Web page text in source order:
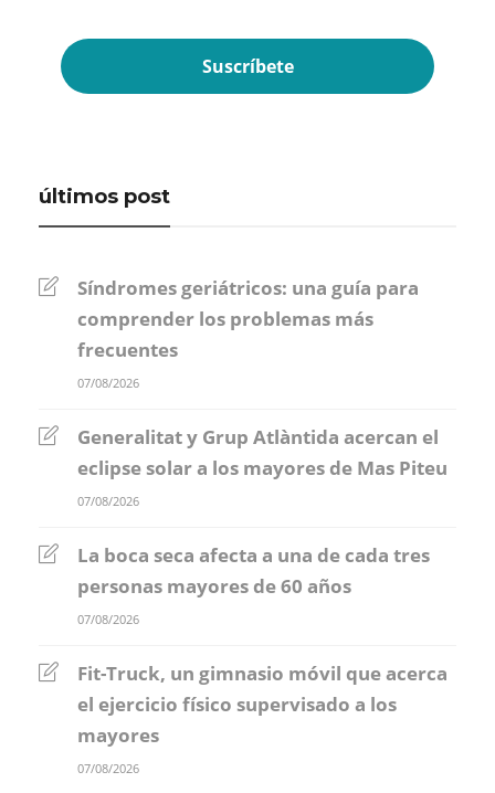
últimos post
Síndromes geriátricos: una guía para
comprender los problemas más
frecuentes
07/08/2026
Generalitat y Grup Atlàntida acercan el
eclipse solar a los mayores de Mas Piteu
07/08/2026
La boca seca afecta a una de cada tres
personas mayores de 60 años
07/08/2026
Fit-Truck, un gimnasio móvil que acerca
el ejercicio físico supervisado a los
mayores
07/08/2026